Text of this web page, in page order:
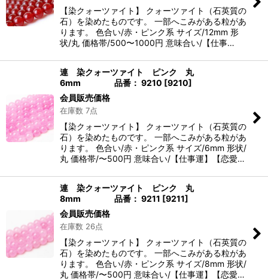
【染クォーツァイト】 クォーツァイト（石英質の
石）を染めたものです。 一部へこみがある粒があ
ります。 色合い/赤・ピンク系 サイズ/12mm 形
状/丸 価格帯/500〜1000円 意味合い/【仕事…
連 染クォーツァイト ピンク 丸
6mm 品番： 9210 [9210]
会員販売価格
在庫数 7点
【染クォーツァイト】 クォーツァイト（石英質の
石）を染めたものです。 一部へこみがある粒があ
ります。 色合い/赤・ピンク系 サイズ/6mm 形状/
丸 価格帯/〜500円 意味合い/【仕事運】【恋愛…
連 染クォーツァイト ピンク 丸
8mm 品番： 9211 [9211]
会員販売価格
在庫数 26点
【染クォーツァイト】 クォーツァイト（石英質の
石）を染めたものです。 一部へこみがある粒があ
ります。 色合い/赤・ピンク系 サイズ/8mm 形状/
丸 価格帯/〜500円 意味合い/【仕事運】【恋愛…